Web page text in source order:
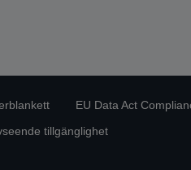
EU Data Act
tillgänglighet